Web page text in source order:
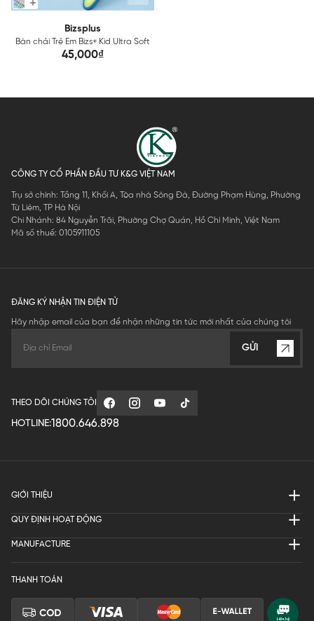
Bizsplus
Bàn chải Trẻ Em Bizs+ Kid Ultra Soft
45,000₫
CÔNG TY CỔ PHẦN ĐẦU TƯ K&G VIỆT NAM
Trụ sở chính: Tầng 11, Khối A, Tòa nhà Sông Đà, Đường Phạm Hùng, Phường
Từ Liêm, TP Hà Nội
Chi Nhánh: 84 Nguyễn Trãi, Phường Chợ Quán, Hồ Chí Minh, Việt Nam
Mã số thuế: 0105911105
ĐĂNG KÝ NHẬN TIN ĐIỆN TỬ
Hãy nhập email của bạn để nhận những tin tức mới nhất của chúng tôi
GỬI
THEO DÕI CHÚNG TÔI
HOTLINE:1800.646.898
GIỚI THIỆU
QUY ĐỊNH HOẠT ĐỘNG
MANUFACTURE
THANH TOÁN